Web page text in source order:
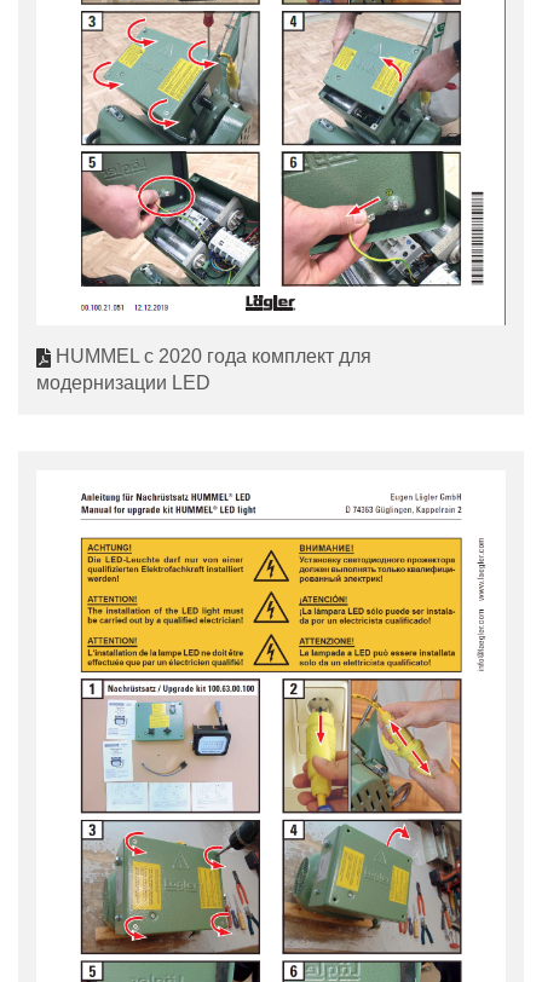
HUMMEL с 2020 года комплект для
модернизации LED